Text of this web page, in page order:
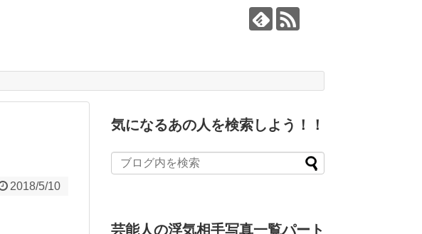
2018/5/10
気になるあの人を検索しよう！！
芸能人の浮気相手写真一覧パート